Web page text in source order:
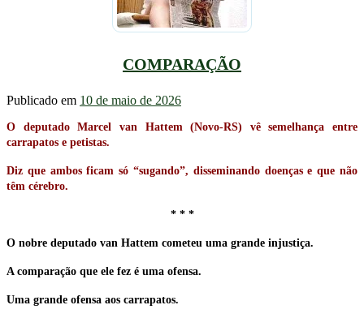
COMPARAÇÃO
Publicado em 10 de maio de 2026
O deputado Marcel van Hattem (Novo-RS) vê semelhança entre
carrapatos e petistas.
Diz que ambos ficam só “sugando”, disseminando doenças e que não
têm cérebro.
* * *
O nobre deputado van Hattem cometeu uma grande injustiça.
A comparação que ele fez é uma ofensa.
Uma grande ofensa aos carrapatos.